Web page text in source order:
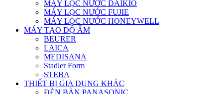
MÁY LỌC NƯỚC DAIKIO
MÁY LỌC NƯỚC FUJIE
MÁY LỌC NƯỚC HONEYWELL
MÁY TẠO ĐỘ ẨM
BEURER
LAICA
MEDISANA
Stadler Form
STEBA
THIẾT BỊ GIA DỤNG KHÁC
ĐÈN BÀN PANASONIC